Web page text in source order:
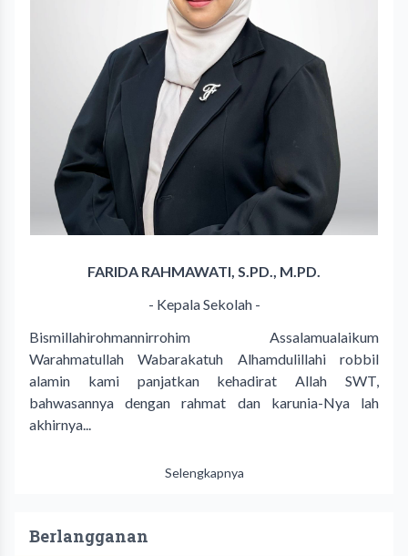
FARIDA RAHMAWATI, S.PD., M.PD.
- Kepala Sekolah -
Bismillahirohmannirrohim Assalamualaikum
Warahmatullah Wabarakatuh Alhamdulillahi robbil
alamin kami panjatkan kehadirat Allah SWT,
bahwasannya dengan rahmat dan karunia-Nya lah
akhirnya...
Selengkapnya
Berlangganan